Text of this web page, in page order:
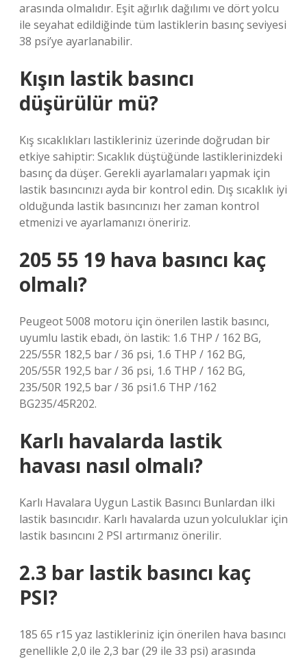
arasında olmalıdır. Eşit ağırlık dağılımı ve dört yolcu
ile seyahat edildiğinde tüm lastiklerin basınç seviyesi
38 psi’ye ayarlanabilir.
Kışın lastik basıncı
düşürülür mü?
Kış sıcaklıkları lastikleriniz üzerinde doğrudan bir
etkiye sahiptir: Sıcaklık düştüğünde lastiklerinizdeki
basınç da düşer. Gerekli ayarlamaları yapmak için
lastik basıncınızı ayda bir kontrol edin. Dış sıcaklık iyi
olduğunda lastik basıncınızı her zaman kontrol
etmenizi ve ayarlamanızı öneririz.
205 55 19 hava basıncı kaç
olmalı?
Peugeot 5008 motoru için önerilen lastik basıncı,
uyumlu lastik ebadı, ön lastik: 1.6 THP / 162 BG,
225/55R 182,5 bar / 36 psi, 1.6 THP / 162 BG,
205/55R 192,5 bar / 36 psi, 1.6 THP / 162 BG,
235/50R 192,5 bar / 36 psi1.6 THP /162
BG235/45R202.
Karlı havalarda lastik
havası nasıl olmalı?
Karlı Havalara Uygun Lastik Basıncı Bunlardan ilki
lastik basıncıdır. Karlı havalarda uzun yolculuklar için
lastik basıncını 2 PSI artırmanız önerilir.
2.3 bar lastik basıncı kaç
PSI?
185 65 r15 yaz lastikleriniz için önerilen hava basıncı
genellikle 2,0 ile 2,3 bar (29 ile 33 psi) arasında